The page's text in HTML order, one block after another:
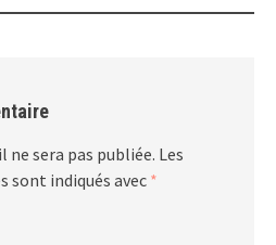
ne sera pas publiée. Les
sont indiqués avec *